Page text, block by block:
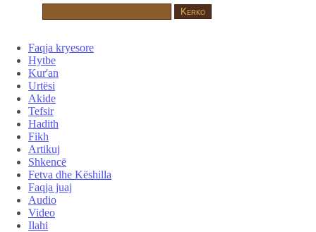
Faqja kryesore
Hytbe
Kur'an
Urtësi
Akide
Tefsir
Hadith
Fikh
Artikuj
Shkencë
Fetva dhe Këshilla
Faqja juaj
Audio
Video
Ilahi